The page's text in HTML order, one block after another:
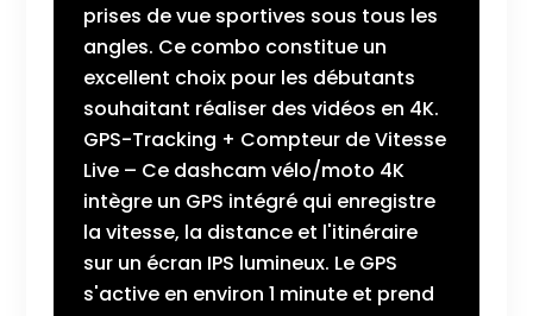
prises de vue sportives sous tous les
angles. Ce combo constitue un
excellent choix pour les débutants
souhaitant réaliser des vidéos en 4K.
GPS-Tracking + Compteur de Vitesse
Live – Ce dashcam vélo/moto 4K
intègre un GPS intégré qui enregistre
la vitesse, la distance et l'itinéraire
sur un écran IPS lumineux. Le GPS
s'active en environ 1 minute et prend